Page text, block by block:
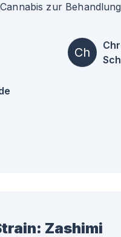
zur
Ch
Zashimi